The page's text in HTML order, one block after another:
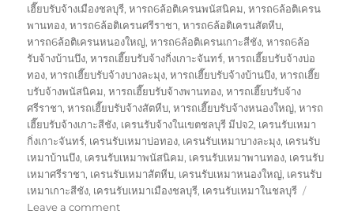
เฮี๊ยบรับจ้างเมืองชลบุรี,หารถ6ล้อติเครนพนัสนิคม,หารถ6ล้อติเครน
พานทอง,หารถ6ล้อติเครนศรีราชา,หารถ6ล้อติเครนสัตหีบ,
หารถ6ล้อติเครนหนองใหญ่,หารถ6ล้อติเครนเกาะสีชัง,หารถ6ล้อ
รับจ้างบ้านบึง,หารถเฮี๊ยบรับจ้างกิ่งเกาะจันทร์,หารถเฮี๊ยบรับจ้างบ่อ
ทอง,หารถเฮี๊ยบรับจ้างบางละมุง,หารถเฮี๊ยบรับจ้างบ้านบึง,หารถเฮี๊ย
บรับจ้างพนัสนิคม,หารถเฮี๊ยบรับจ้างพานทอง,หารถเฮี๊ยบรับจ้าง
ศรีราชา,หารถเฮี๊ยบรับจ้างสัตหีบ,หารถเฮี๊ยบรับจ้างหนองใหญ่,หารถ
เฮี๊ยบรับจ้างเกาะสีชัง, เครนรับจ้างในเขตชลบุรี มีปจ2, เครนรับเหมา
กิ่งเกาะจันทร์, เครนรับเหมาบ่อทอง, เครนรับเหมาบางละมุง, เครนรับ
เหมาบ้านบึง, เครนรับเหมาพนัสนิคม, เครนรับเหมาพานทอง, เครนรับ
เหมาศรีราชา, เครนรับเหมาสัตหีบ, เครนรับเหมาหนองใหญ่, เครนรับ
เหมาเกาะสีชัง, เครนรับเหมาเมืองชลบุรี, เครนรับเหมาในชลบุรี
Leave a commenton